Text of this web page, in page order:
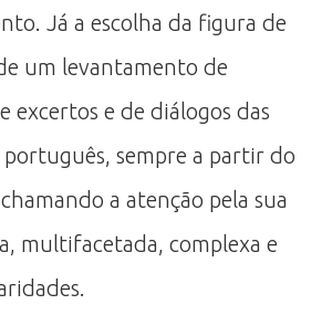
Já a escolha da figura de
um levantamento de
excertos e de diálogos das
sempre a partir do
a atenção pela sua
multifacetada, complexa e